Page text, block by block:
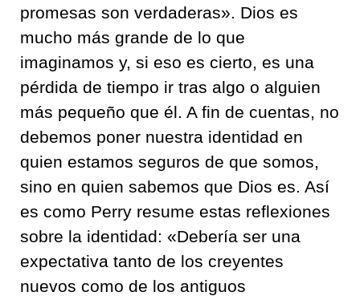
promesas son verdaderas». Dios es
mucho más grande de lo que
imaginamos y, si eso es cierto, es una
pérdida de tiempo ir tras algo o alguien
más pequeño que él. A fin de cuentas, no
debemos poner nuestra identidad en
quien estamos seguros de que somos,
sino en quien sabemos que Dios es. Así
es como Perry resume estas reflexiones
sobre la identidad: «Debería ser una
expectativa tanto de los creyentes
nuevos como de los antiguos